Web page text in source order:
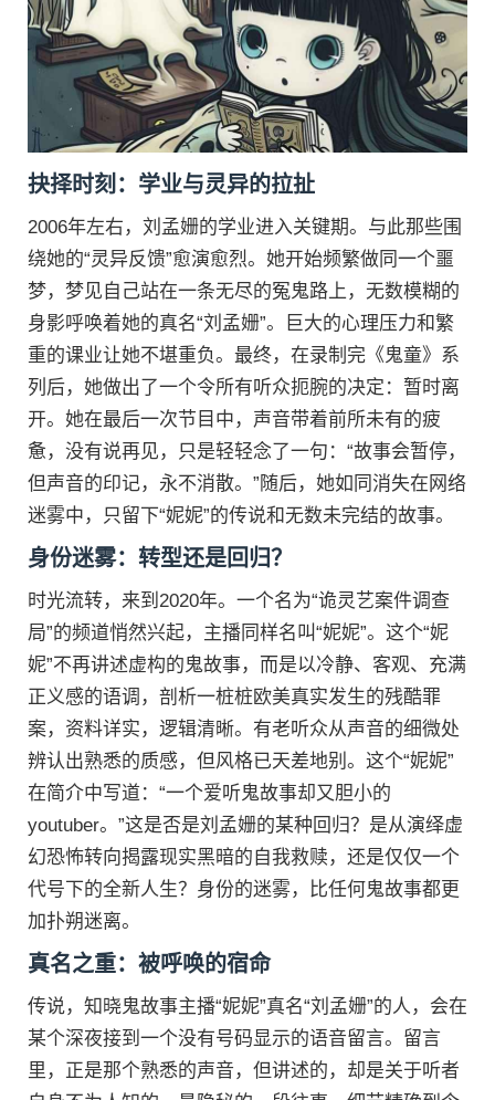
抉择时刻：学业与灵异的拉扯
2006年左右，刘孟姗的学业进入关键期。与此那些围
绕她的“灵异反馈”愈演愈烈。她开始频繁做同一个噩
梦，梦见自己站在一条无尽的冤鬼路上，无数模糊的
身影呼唤着她的真名“刘孟姗”。巨大的心理压力和繁
重的课业让她不堪重负。最终，在录制完《鬼童》系
列后，她做出了一个令所有听众扼腕的决定：暂时离
开。她在最后一次节目中，声音带着前所未有的疲
惫，没有说再见，只是轻轻念了一句：“故事会暂停，
但声音的印记，永不消散。”随后，她如同消失在网络
迷雾中，只留下“妮妮”的传说和无数未完结的故事。
身份迷雾：转型还是回归？
时光流转，来到2020年。一个名为“诡灵艺案件调查
局”的频道悄然兴起，主播同样名叫“妮妮”。这个“妮
妮”不再讲述虚构的鬼故事，而是以冷静、客观、充满
正义感的语调，剖析一桩桩欧美真实发生的残酷罪
案，资料详实，逻辑清晰。有老听众从声音的细微处
辨认出熟悉的质感，但风格已天差地别。这个“妮妮”
在简介中写道：“一个爱听鬼故事却又胆小的
youtuber。”这是否是刘孟姗的某种回归？是从演绎虚
幻恐怖转向揭露现实黑暗的自我救赎，还是仅仅一个
代号下的全新人生？身份的迷雾，比任何鬼故事都更
加扑朔迷离。
真名之重：被呼唤的宿命
传说，知晓鬼故事主播“妮妮”真名“刘孟姗”的人，会在
某个深夜接到一个没有号码显示的语音留言。留言
里，正是那个熟悉的声音，但讲述的，却是关于听者